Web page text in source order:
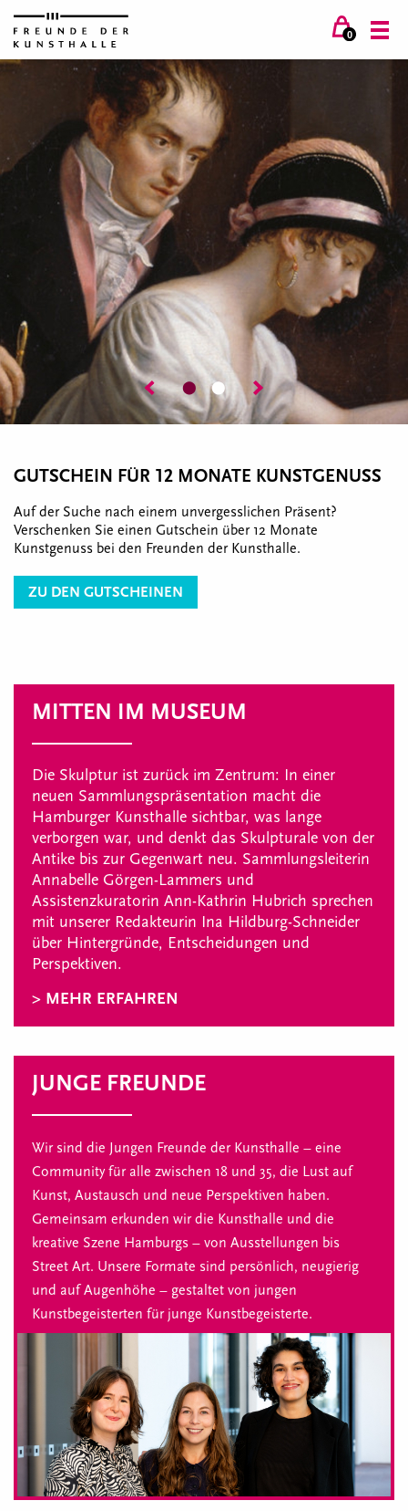
0
GUTSCHEIN FÜR 12 MONATE KUNSTGENUSS
Auf der Suche nach einem unvergesslichen Präsent?
Verschenken Sie einen Gutschein über 12 Monate
Kunstgenuss bei den Freunden der Kunsthalle.
ZU DEN GUTSCHEINEN
⬤ ⬤
MITTEN IM MUSEUM
Die Skulptur ist zurück im Zentrum: In einer
neuen Sammlungspräsentation macht die
Hamburger Kunsthalle sichtbar, was lange
verborgen war, und denkt das Skulpturale von der
Antike bis zur Gegenwart neu. Sammlungsleiterin
Annabelle Görgen-Lammers und
Assistenzkuratorin Ann-Kathrin Hubrich sprechen
mit unserer Redakteurin Ina Hildburg-Schneider
über Hintergründe, Entscheidungen und
Perspektiven.
> MEHR ERFAHREN
JUNGE FREUNDE
Wir sind die Jungen Freunde der Kunsthalle – eine
Community für alle zwischen 18 und 35, die Lust auf
Kunst, Austausch und neue Perspektiven haben.
Gemeinsam erkunden wir die Kunsthalle und die
kreative Szene Hamburgs – von Ausstellungen bis
Street Art. Unsere Formate sind persönlich, neugierig
und auf Augenhöhe – gestaltet von jungen
Kunstbegeisterten für junge Kunstbegeisterte.